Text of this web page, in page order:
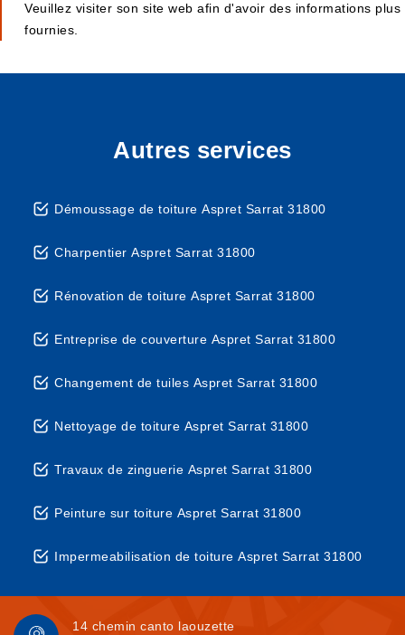
Veuillez visiter son site web afin d'avoir des informations plus
fournies.
Autres services
Démoussage de toiture Aspret Sarrat 31800
Charpentier Aspret Sarrat 31800
Rénovation de toiture Aspret Sarrat 31800
Entreprise de couverture Aspret Sarrat 31800
Changement de tuiles Aspret Sarrat 31800
Nettoyage de toiture Aspret Sarrat 31800
Travaux de zinguerie Aspret Sarrat 31800
Peinture sur toiture Aspret Sarrat 31800
Impermeabilisation de toiture Aspret Sarrat 31800
14 chemin canto laouzette